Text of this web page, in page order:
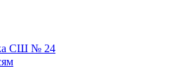
СШ № 24